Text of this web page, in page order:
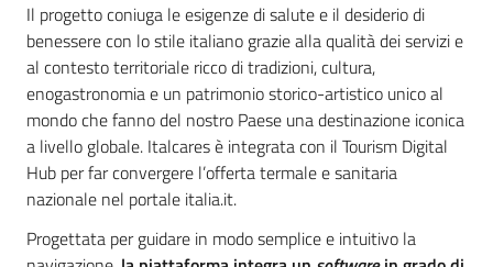
Il progetto coniuga le esigenze di salute e il desiderio di
benessere con lo stile italiano grazie alla qualità dei servizi e
al contesto territoriale ricco di tradizioni, cultura,
enogastronomia e un patrimonio storico-artistico unico al
mondo che fanno del nostro Paese una destinazione iconica
a livello globale. Italcares è integrata con il Tourism Digital
Hub per far convergere l’offerta termale e sanitaria
nazionale nel portale italia.it.
Progettata per guidare in modo semplice e intuitivo la